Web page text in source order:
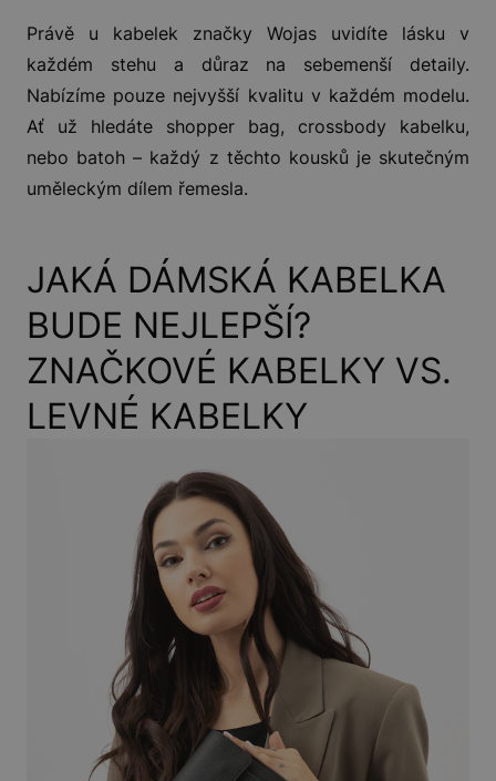
Právě u kabelek značky Wojas uvidíte lásku v
každém stehu a důraz na sebemenší detaily.
Nabízíme pouze nejvyšší kvalitu v každém modelu.
Ať už hledáte shopper bag, crossbody kabelku,
nebo batoh – každý z těchto kousků je skutečným
uměleckým dílem řemesla.
JAKÁ DÁMSKÁ KABELKA
BUDE NEJLEPŠÍ?
ZNAČKOVÉ KABELKY VS.
LEVNÉ KABELKY